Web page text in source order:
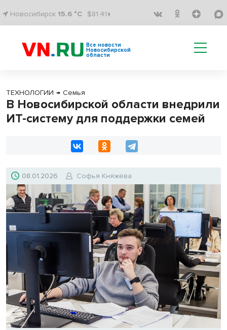
Новосибирск 15.6 °C $81.41↑
Все новости
Новосибирской
области
ТЕХНОЛОГИИ → Семья
В Новосибирской области внедрили
ИТ-систему для поддержки семей
08.01.2026 Софья Княжева